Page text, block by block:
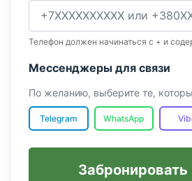
Телефон должен начинаться с + и
Мессенджеры для связи
По желанию, выберите те,
Telegram WhatsApp